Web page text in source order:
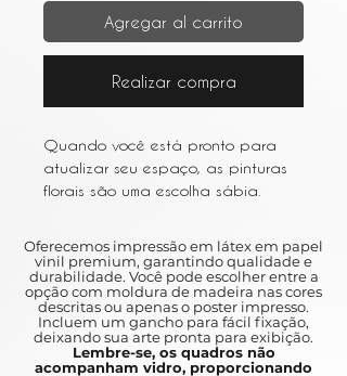
Agregar al carrito
Realizar compra
Quando você está pronto para
atualizar seu espaço, as pinturas
florais são uma escolha sábia.
leve e arejada.
When you are ready to upgrade
your space, floral paintings are a
wise choice.
Choose an impressionist style or
Oferecemos impressão em látex em papel
vinil premium, garantindo qualidade e
durabilidade. Você pode escolher entre a
opção com moldura de madeira nas cores
descritas ou apenas o poster impresso.
Incluem um gancho para fácil fixação,
deixando sua arte pronta para exibição.
Lembre-se, os quadros não
acompanham vidro, proporcionando